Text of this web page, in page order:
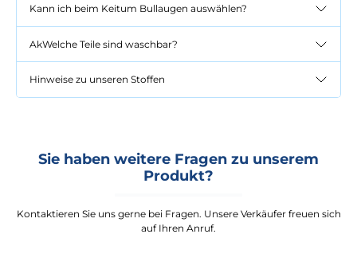
Kann ich beim Keitum Bullaugen auswählen?
AkWelche Teile sind waschbar?
Hinweise zu unseren Stoffen
Sie haben weitere Fragen zu unserem
Produkt?
Kontaktieren Sie uns gerne bei Fragen. Unsere Verkäufer freuen sich
auf Ihren Anruf.